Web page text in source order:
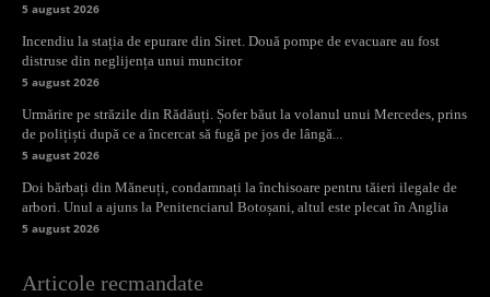
5 august 2026
Incendiu la stația de epurare din Siret. Două pompe de evacuare au fost
distruse din neglijența unui muncitor
5 august 2026
Urmărire pe străzile din Rădăuți. Șofer băut la volanul unui Mercedes, prins
de polițiști după ce a încercat să fugă pe jos de lângă...
5 august 2026
Doi bărbați din Măneuți, condamnați la închisoare pentru tăieri ilegale de
arbori. Unul a ajuns la Penitenciarul Botoșani, altul este plecat în Anglia
5 august 2026
Articole recmandate